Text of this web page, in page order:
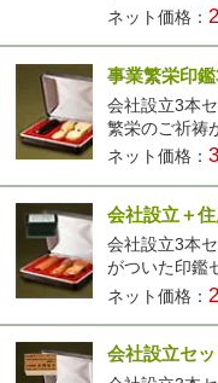
ネット価格：
事業繁栄印
会社設立3本
繁栄のご祈祷
ネット価格：
会社設立＋
会社設立3本
がついた印鑑
ネット価格：
会社設立セ